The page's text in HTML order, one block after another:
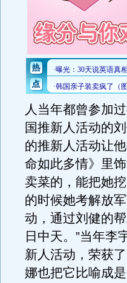
人当年都曾参加
国推新人活动的
的推新人活动让
命如此多情》里
卖菜的，能把她
的时候她考解放
动，通过刘健的
日中天。”当年李
新人活动，荣获
娜也把它比喻成